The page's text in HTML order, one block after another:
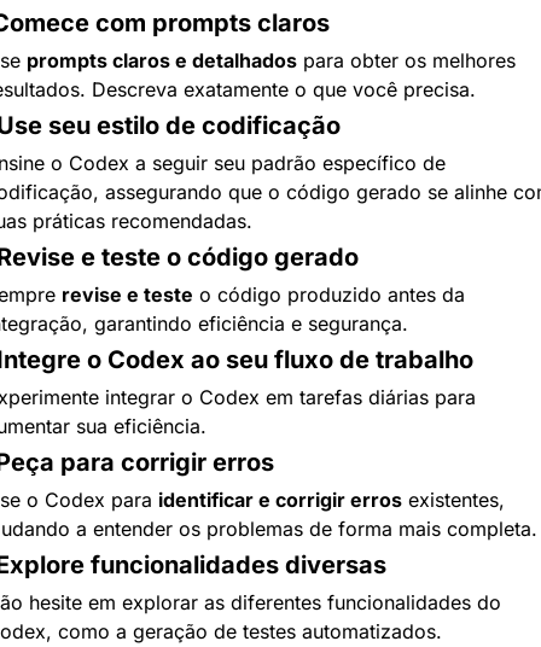
com prompts claros
prompts claros e detalhados para obter os melhores
Descreva exatamente o que você precisa.
seu estilo de codificação
o Codex a seguir seu padrão específico de
assegurando que o código gerado se alinhe
práticas recomendadas.
e teste o código gerado
revise e teste o código produzido antes da
garantindo eficiência e segurança.
o Codex ao seu fluxo de trabalho
integrar o Codex em tarefas diárias para
sua eficiência.
para corrigir erros
o Codex para identificar e corrigir erros existentes,
a entender os problemas de forma mais completa.
funcionalidades diversas
hesite em explorar as diferentes funcionalidades do
como a geração de testes automatizados.